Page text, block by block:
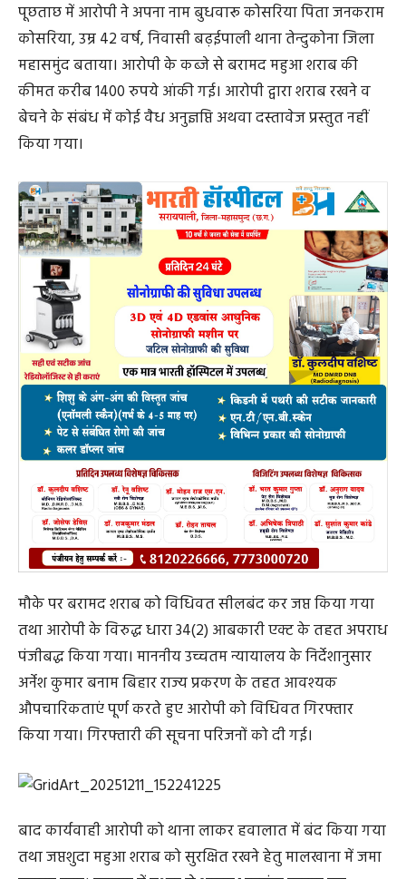
पूछताछ में आरोपी ने अपना नाम बुधवारू कोसरिया पिता जनकराम
कोसरिया, उम्र 42 वर्ष, निवासी बढ़ईपाली थाना तेन्दुकोना जिला
महासमुंद बताया। आरोपी के कब्जे से बरामद महुआ शराब की
कीमत करीब 1400 रुपये आंकी गई। आरोपी द्वारा शराब रखने व
बेचने के संबंध में कोई वैध अनुज्ञप्ति अथवा दस्तावेज प्रस्तुत नहीं
किया गया।
मौके पर बरामद शराब को विधिवत सीलबंद कर जप्त किया गया
तथा आरोपी के विरुद्ध धारा 34(2) आबकारी एक्ट के तहत अपराध
पंजीबद्ध किया गया। माननीय उच्चतम न्यायालय के निर्देशानुसार
अर्नेश कुमार बनाम बिहार राज्य प्रकरण के तहत आवश्यक
औपचारिकताएं पूर्ण करते हुए आरोपी को विधिवत गिरफ्तार
किया गया। गिरफ्तारी की सूचना परिजनों को दी गई।
बाद कार्यवाही आरोपी को थाना लाकर हवालात में बंद किया गया
तथा जप्तशुदा महुआ शराब को सुरक्षित रखने हेतु मालखाना में जमा